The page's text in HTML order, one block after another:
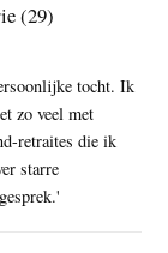
(29)
tocht. Ik
zo veel met
retraites die ik
starre